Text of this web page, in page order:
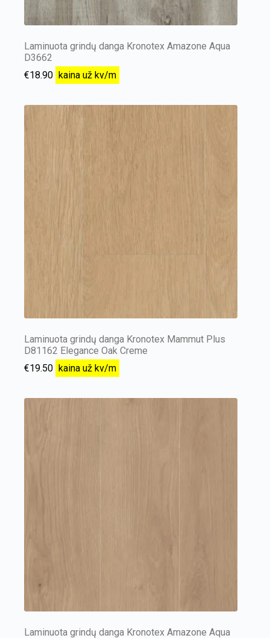
Laminuota grindų danga Kronotex Amazone Aqua
D3662
€18.90 kaina už kv/m
Laminuota grindų danga Kronotex Mammut Plus
D81162 Elegance Oak Creme
€19.50 kaina už kv/m
Laminuota grindų danga Kronotex Amazone Aqua